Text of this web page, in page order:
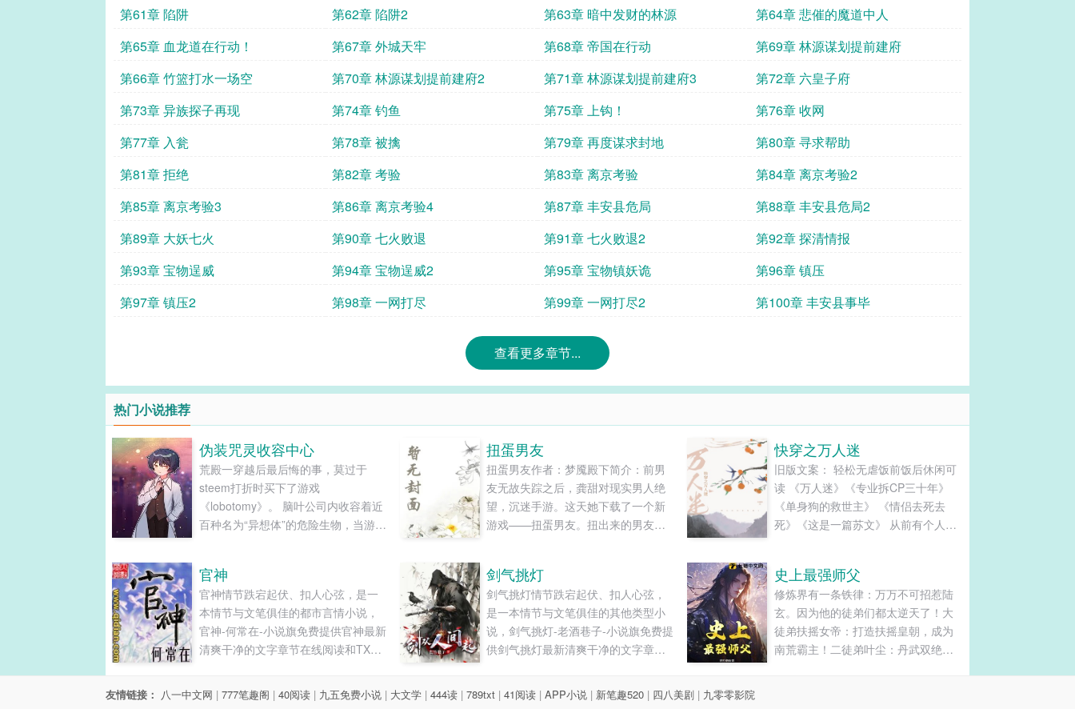
第61章 陷阱
第62章 陷阱2 第63章 暗中发财的林源
第64章 悲催的魔道中人
第65章 血龙道在行动！
第67章 外城天牢 第68章 帝国在行动
第69章 林源谋划提前建府
第66章 竹篮打水一场空
第70章 林源谋划提前建府2 第71章 林源谋划提前建府3
第72章 六皇子府
第73章 异族探子再现
第74章 钓鱼 第75章 上钩！
第76章 收网
第77章 入瓮
第78章 被擒 第79章 再度谋求封地
第80章 寻求帮助
第81章 拒绝
第82章 考验 第83章 离京考验
第84章 离京考验2
第85章 离京考验3
第86章 离京考验4 第87章 丰安县危局
第88章 丰安县危局2
第89章 大妖七火
第90章 七火败退 第91章 七火败退2
第92章 探清情报
第93章 宝物逞威
第94章 宝物逞威2 第95章 宝物镇妖诡
第96章 镇压
第97章 镇压2
第98章 一网打尽 第99章 一网打尽2 第100章 丰安县事毕
查看更多章节...
热门小说推荐
伪装咒灵收容中心
荒殿一穿越后最后悔的事，莫过于
steem打折时买下了游戏
《lobotomy》。 脑叶公司内收容着近
百种名为“异想体”的危险生物，当游戏
公司的存在，荒殿一从都市传说中找
到了灵感，把脑叶公司伪装成了咒灵
收容中心。 一开始，所有人都当咒灵
收容中心是个废物咒术师引人关注的
手段。 直到—— 憎恶女王突破收
园突…… 众人：你们咒灵收容中心怎
扭蛋男友
扭蛋男友作者：梦魇殿下简介：前男
友无故失踪之后，龚甜对现实男人绝
望，沉迷手游。这天她下载了一个新
游戏——扭蛋男友。扭出来的男友居
陷……第一章扭蛋男友“甜甜，一起去
不？”室友冯宝月梳妆打扮罢，正对镜
子上最后的口红，“我约了人一起唱
k，有三个小哥哥呢，个个单身一米...
快穿之万人迷
旧版文案： 轻松无虐饭前饭后休闲可
读 《万人迷》《专业拆CP三十年》
《单身狗的救世主》 《情侣去死去
死》《这是一篇苏文》 从前有个人，
灯》版本： 从前有个炮灰，他捡到一
个灯，然后他擦了擦，一个神仙从灯
里冒了出来。 “小伙子，你有什么愿望
啊？” 炮灰鼓起勇气，大声喊，“我要
脱单！” “啧。” 炮灰沉默了下，大声
官神
官神情节跌宕起伏、扣人心弦，是一
本情节与文笔俱佳的都市言情小说，
官神-何常在-小说旗免费提供官神最新
清爽干净的文字章节在线阅读和TXT
剑气挑灯
剑气挑灯情节跌宕起伏、扣人心弦，
是一本情节与文笔俱佳的其他类型小
说，剑气挑灯-老酒巷子-小说旗免费提
供剑气挑灯最新清爽干净的文字章节
史上最强师父
修炼界有一条铁律：万万不可招惹陆
玄。因为他的徒弟们都太逆天了！大
徒弟扶摇女帝：打造扶摇皇朝，成为
南荒霸主！二徒弟叶尘：丹武双绝，
友情链接： 八一中文网 | 777笔趣阁 | 40阅读 | 九五免费小说 | 大文学 | 444读 | 789txt | 41阅读 | APP小说 | 新笔趣520 | 四八美剧 | 九零零影院